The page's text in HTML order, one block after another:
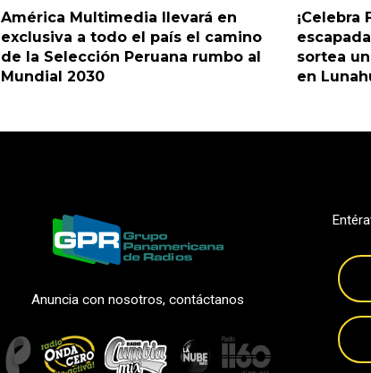
América Multimedia llevará en
exclusiva a todo el país el camino
de la Selección Peruana rumbo al
Mundial 2030
¡Celebra
sortea
en
Anuncia con nosotros, contáctanos